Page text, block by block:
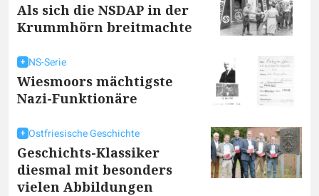
Als sich die NSDAP in der
Krummhörn breitmachte
NS-Serie
Wiesmoors mächtigste
Nazi-Funktionäre
Ostfriesische Geschichte
Geschichts-Klassiker
diesmal mit besonders
vielen Abbildungen